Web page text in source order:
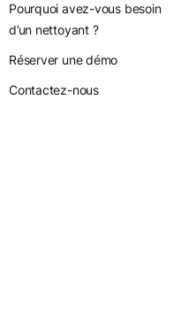
Pourquoi avez-vous besoin
d’un nettoyant ?
Réserver une démo
Contactez-nous